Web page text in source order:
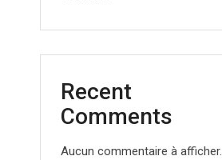
Recent
Comments
Aucun commentaire à afficher.